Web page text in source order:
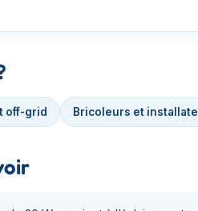
off-grid Bricoleurs et